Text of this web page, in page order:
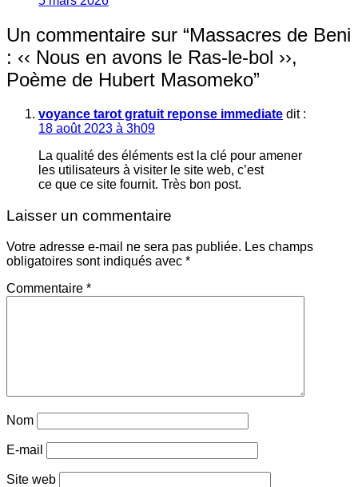
Un commentaire sur “Massacres de Beni
: ‹‹ Nous en avons le Ras-le-bol ››,
Poème de Hubert Masomeko”
voyance tarot gratuit reponse immediate dit :
18 août 2023 à 3h09
La qualité des éléments est la clé pour amener
les utilisateurs à visiter le site web, c’est
ce que ce site fournit. Très bon post.
Laisser un commentaire
Votre adresse e-mail ne sera pas publiée. Les champs
obligatoires sont indiqués avec *
Commentaire *
Nom
E-mail
Site web